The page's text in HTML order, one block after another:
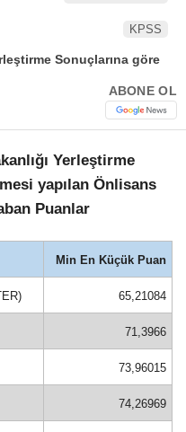
WhatsApp İhbar
Facebook
KPSS
ABONE OL
Yerleştirme
yapılan Önlisans
Puanlar
Min En Küçük Puan
65,21084
71,3966
73,96015
74,26969